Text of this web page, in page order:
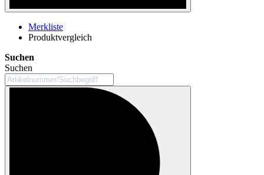
Merkliste
Produktvergleich
Suchen
Suchen